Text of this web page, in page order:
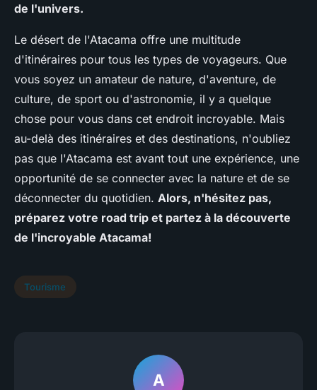
de l'univers.
Le désert de l'Atacama offre une multitude
d'itinéraires pour tous les types de voyageurs. Que
vous soyez un amateur de nature, d'aventure, de
culture, de sport ou d'astronomie, il y a quelque
chose pour vous dans cet endroit incroyable. Mais
au-delà des itinéraires et des destinations, n'oubliez
pas que l'Atacama est avant tout une expérience, une
opportunité de se connecter avec la nature et de se
déconnecter du quotidien. Alors, n'hésitez pas,
préparez votre road trip et partez à la découverte
de l'incroyable Atacama!
Tourisme
A